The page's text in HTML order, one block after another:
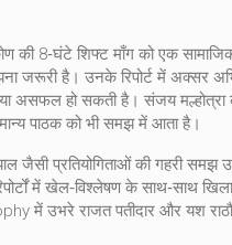
की 8‑घंटे शिफ्ट माँग को एक
जरूरी है। उनके रिपोर्ट में
असफल हो सकती है। संजय
पाठक को भी समझ में आता है।
जैसी प्रतियोगिताओं की गहरी
में खेल‑विश्लेषण के साथ‑साथ
राजत पतीदार और यश